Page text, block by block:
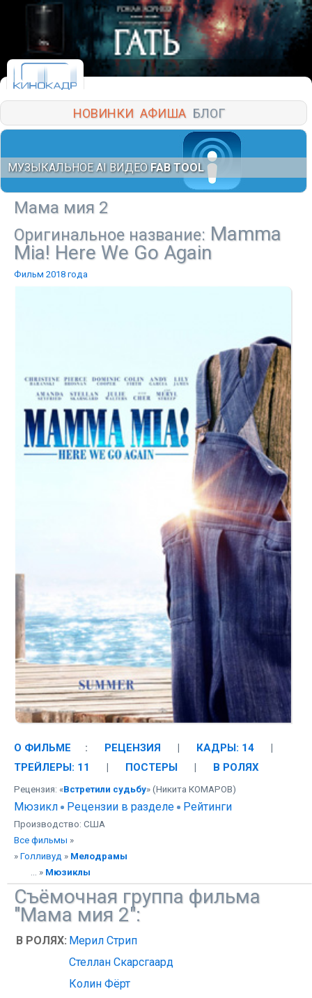
НОВИНКИ АФИША БЛОГ
МУЗЫКАЛЬНОЕ AI ВИДЕО FAB TOOL
Мама мия 2
Оригинальное название: Mamma
Mia! Here We Go Again
Фильм 2018 года
О ФИЛЬМЕ : РЕЦЕНЗИЯ | КАДРЫ: 14
|
ТРЕЙЛЕРЫ: 11
| ПОСТЕРЫ | В РОЛЯХ
Рецензия: «Встретили судьбу» (Никита КОМАРОВ)
Мюзикл Рецензии в разделе Рейтинги
Производство: США
Все фильмы »
» Голливуд » Мелодрамы
... » Мюзиклы
Съёмочная группа фильма
"Мама мия 2":
В РОЛЯХ: Мерил Стрип
Стеллан Скарсгаард
Колин Фёрт